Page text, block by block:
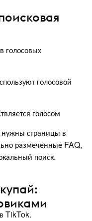
голосовых
голосовой
голосом
нужны страницы в
размеченные FAQ,
поиск.
TikTok.